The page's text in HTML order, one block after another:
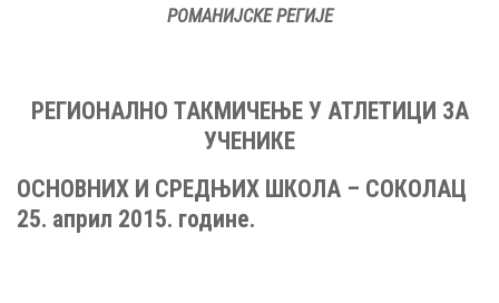
РОМАНИЈСКЕ РЕГИЈЕ
РЕГИОНАЛНО ТАКМИЧЕЊЕ У АТЛЕТИЦИ ЗА
УЧЕНИКЕ
ОСНОВНИХ И СРЕДЊИХ ШКОЛА – СОКОЛАЦ
25. април 2015. године.